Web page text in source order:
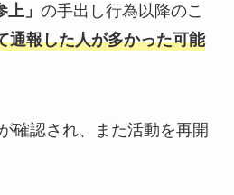
上」 の手出し行為以降のこ
通報した人が多かった可能
確認され、また活動を再開